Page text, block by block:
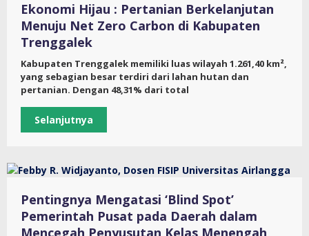
Ekonomi Hijau : Pertanian Berkelanjutan
Menuju Net Zero Carbon di Kabupaten
Trenggalek
Kabupaten Trenggalek memiliki luas wilayah 1.261,40 km²,
yang sebagian besar terdiri dari lahan hutan dan
pertanian. Dengan 48,31% dari total
Selanjutnya
Pentingnya Mengatasi ‘Blind Spot’
Pemerintah Pusat pada Daerah dalam